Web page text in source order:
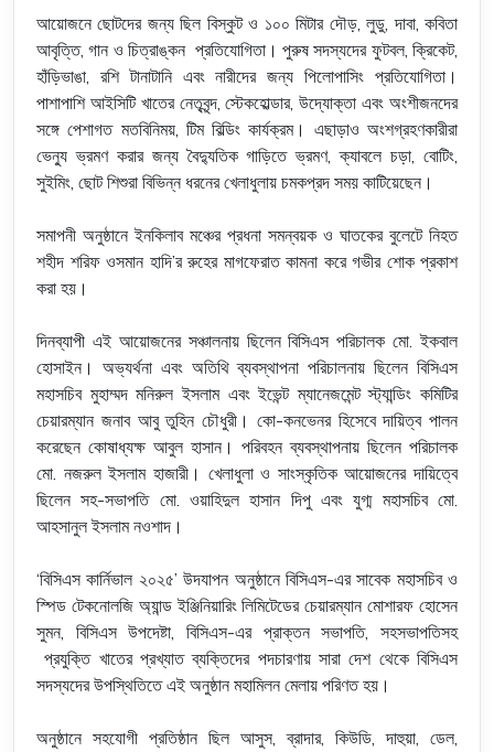
আয়োজনে ছোটদের জন্য ছিল বিস্কুট ও ১০০ মিটার দৌড়, লুডু, দাবা, কবিতা
আবৃত্তি, গান ও চিত্রাঙ্কন প্রতিযোগিতা। পুরুষ সদস্যদের ফুটবল, ক্রিকেট,
হাঁড়িভাঙা, রশি টানাটানি এবং নারীদের জন্য পিলোপাসিং প্রতিযোগিতা।
পাশাপাশি আইসিটি খাতের নেতৃবৃন্দ, স্টেকহোল্ডার, উদ্যোক্তা এবং অংশীজনদের
সঙ্গে পেশাগত মতবিনিময়, টিম বিল্ডিং কার্যক্রম। এছাড়াও অংশগ্রহণকারীরা
ভেন্যু ভ্রমণ করার জন্য বৈদ্যুতিক গাড়িতে ভ্রমণ, ক্যাবলে চড়া, বোটিং,
সুইমিং, ছোট শিশুরা বিভিন্ন ধরনের খেলাধুলায় চমকপ্রদ সময় কাটিয়েছেন।
সমাপনী অনুষ্ঠানে ইনকিলাব মঞ্চের প্রধনা সমন্বয়ক ও ঘাতকের বুলেটে নিহত
শহীদ শরিফ ওসমান হাদি’র রুহের মাগফেরাত কামনা করে গভীর শোক প্রকাশ
করা হয়।
দিনব্যাপী এই আয়োজনের সঞ্চালনায় ছিলেন বিসিএস পরিচালক মো. ইকবাল
হোসাইন। অভ্যর্থনা এবং অতিথি ব্যবস্থাপনা পরিচালনায় ছিলেন বিসিএস
মহাসচিব মুহাম্মদ মনিরুল ইসলাম এবং ইভেন্ট ম্যানেজমেন্ট স্ট্যান্ডিং কমিটির
চেয়ারম্যান জনাব আবু তুহিন চৌধুরী। কো-কনভেনর হিসেবে দায়িত্ব পালন
করেছেন কোষাধ্যক্ষ আবুল হাসান। পরিবহন ব্যবস্থাপনায় ছিলেন পরিচালক
মো. নজরুল ইসলাম হাজারী। খেলাধুলা ও সাংস্কৃতিক আয়োজনের দায়িত্বে
ছিলেন সহ-সভাপতি মো. ওয়াহিদুল হাসান দিপু এবং যুগ্ম মহাসচিব মো.
আহসানুল ইসলাম নওশাদ।
‘বিসিএস কার্নিভাল ২০২৫’ উদযাপন অনুষ্ঠানে বিসিএস-এর সাবেক মহাসচিব ও
স্পিড টেকনোলজি অ্যান্ড ইঞ্জিনিয়ারিং লিমিটেডের চেয়ারম্যান মোশারফ হোসেন
সুমন, বিসিএস উপদেষ্টা, বিসিএস-এর প্রাক্তন সভাপতি, সহসভাপতিসহ
প্রযুক্তি খাতের প্রখ্যাত ব্যক্তিদের পদচারণায় সারা দেশ থেকে বিসিএস
সদস্যদের উপস্থিতিতে এই অনুষ্ঠান মহামিলন মেলায় পরিণত হয়।
অনুষ্ঠানে সহযোগী প্রতিষ্ঠান ছিল আসুস, ব্রাদার, কিউডি, দাহুয়া, ডেল,